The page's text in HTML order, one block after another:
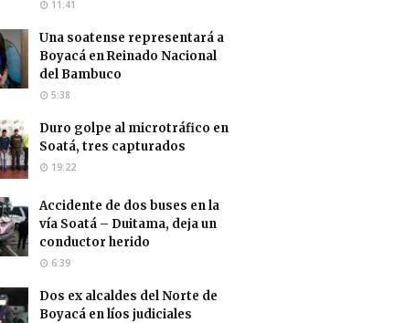
11:41
Una soatense representará a
Boyacá en Reinado Nacional
del Bambuco
5:38
Duro golpe al microtráfico en
Soatá, tres capturados
19:22
Accidente de dos buses en la
vía Soatá – Duitama, deja un
conductor herido
6:39
Dos ex alcaldes del Norte de
Boyacá en líos judiciales